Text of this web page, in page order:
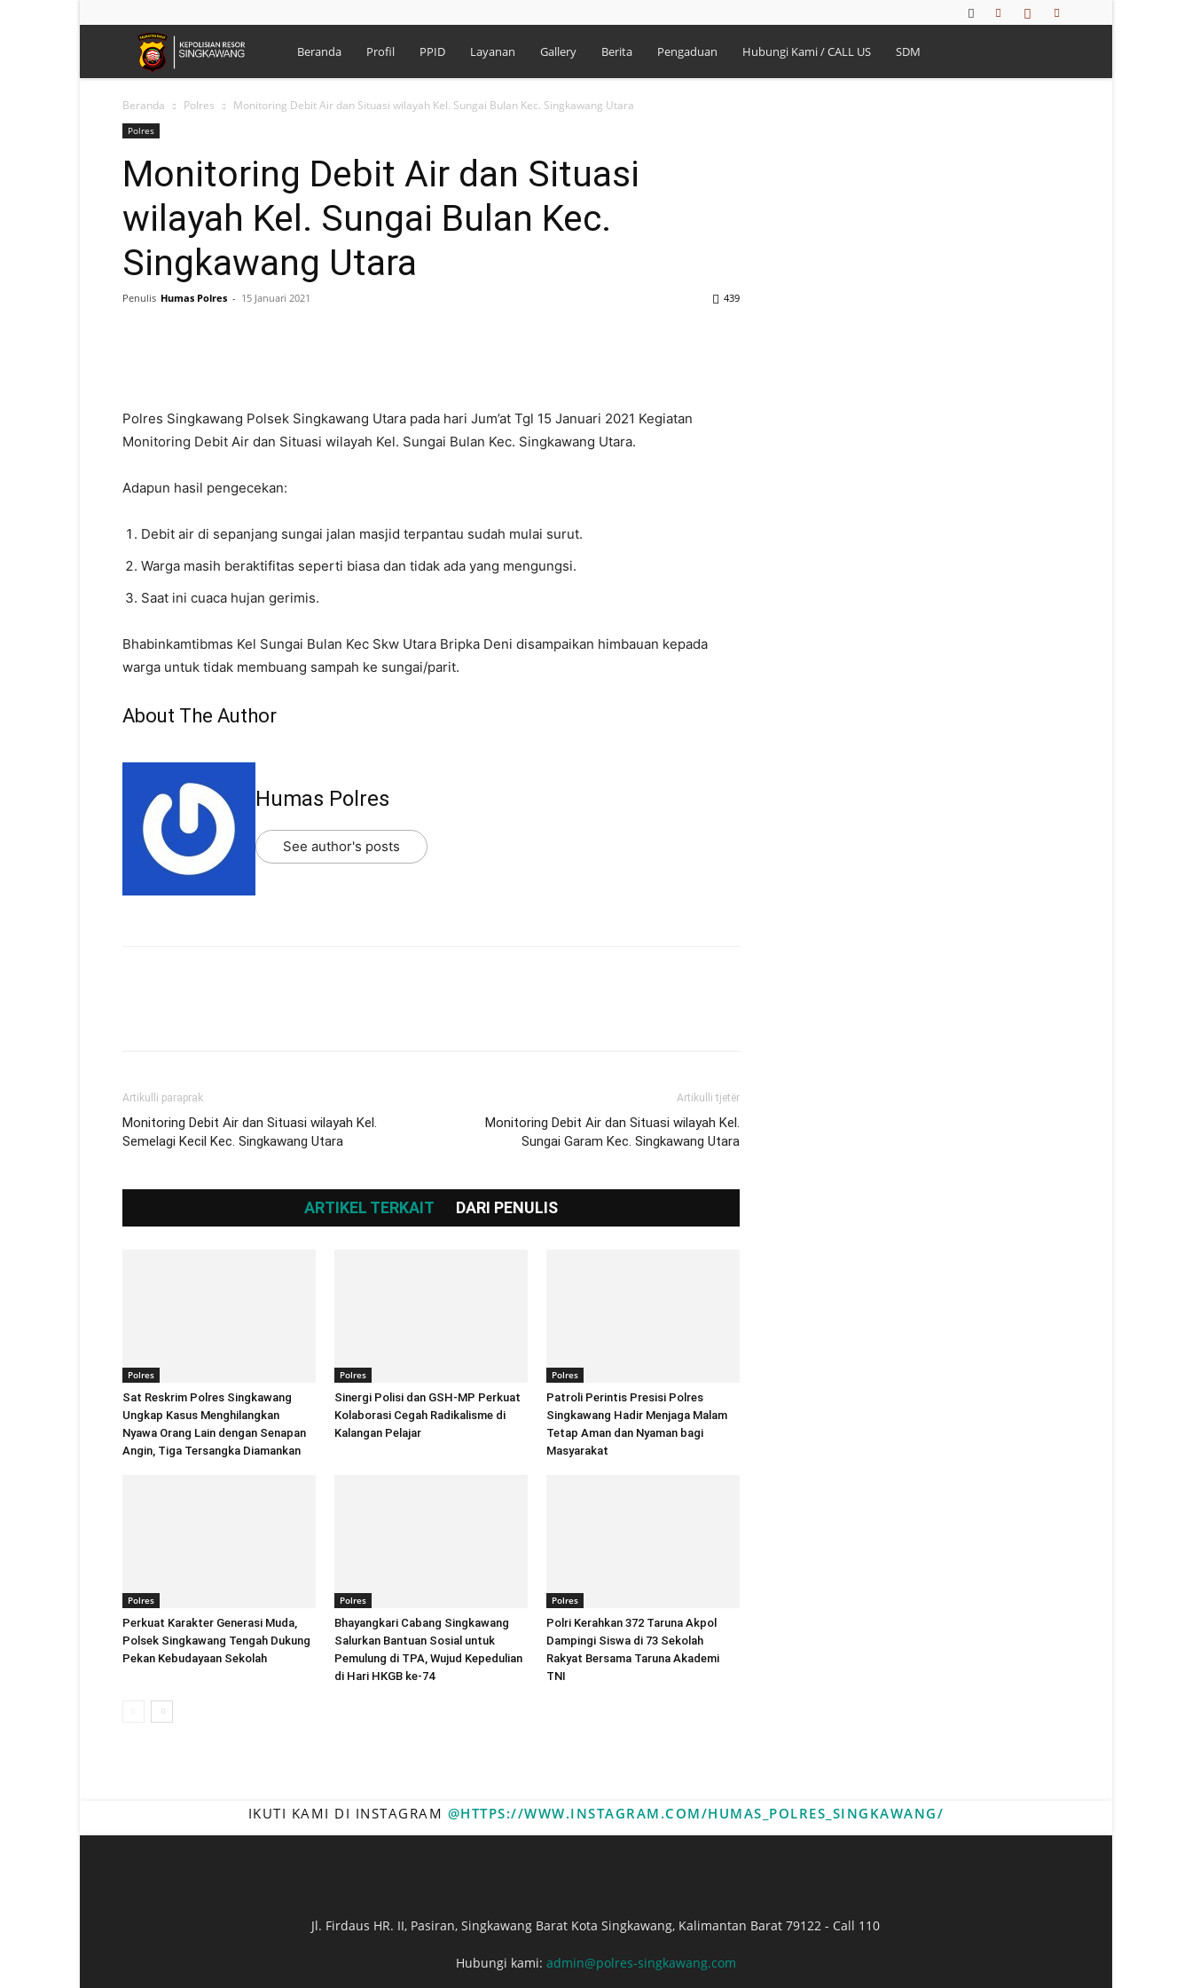
Polres
Singkawang
Beranda Profil PPID Layanan Gallery Berita Pengaduan Hubungi Kami / CALL US SDM
Beranda Polres Monitoring Debit Air dan Situasi wilayah Kel. Sungai Bulan Kec. Singkawang Utara
Polres
Monitoring Debit Air dan Situasi
wilayah Kel. Sungai Bulan Kec.
Singkawang Utara
Penulis Humas Polres - 15 Januari 2021 439
Polres Singkawang Polsek Singkawang Utara pada hari Jum’at Tgl 15 Januari 2021 Kegiatan
Monitoring Debit Air dan Situasi wilayah Kel. Sungai Bulan Kec. Singkawang Utara.
Adapun hasil pengecekan:
Debit air di sepanjang sungai jalan masjid terpantau sudah mulai surut.
Warga masih beraktifitas seperti biasa dan tidak ada yang mengungsi.
Saat ini cuaca hujan gerimis.
Bhabinkamtibmas Kel Sungai Bulan Kec Skw Utara Bripka Deni disampaikan himbauan kepada
warga untuk tidak membuang sampah ke sungai/parit.
About The Author
Humas Polres
See author's posts
Artikulli paraprak
Monitoring Debit Air dan Situasi wilayah Kel.
Semelagi Kecil Kec. Singkawang Utara
Artikulli tjetër
Monitoring Debit Air dan Situasi wilayah Kel.
Sungai Garam Kec. Singkawang Utara
ARTIKEL TERKAIT DARI PENULIS
Polres
Sat Reskrim Polres Singkawang
Ungkap Kasus Menghilangkan
Nyawa Orang Lain dengan Senapan
Angin, Tiga Tersangka Diamankan
Polres
Sinergi Polisi dan GSH-MP Perkuat
Kolaborasi Cegah Radikalisme di
Kalangan Pelajar
Polres
Patroli Perintis Presisi Polres
Singkawang Hadir Menjaga Malam
Tetap Aman dan Nyaman bagi
Masyarakat
Polres
Perkuat Karakter Generasi Muda,
Polsek Singkawang Tengah Dukung
Pekan Kebudayaan Sekolah
Polres
Bhayangkari Cabang Singkawang
Salurkan Bantuan Sosial untuk
Pemulung di TPA, Wujud Kepedulian
di Hari HKGB ke-74
Polres
Polri Kerahkan 372 Taruna Akpol
Dampingi Siswa di 73 Sekolah
Rakyat Bersama Taruna Akademi
TNI
IKUTI KAMI DI INSTAGRAM @HTTPS://WWW.INSTAGRAM.COM/HUMAS_POLRES_SINGKAWANG/
Jl. Firdaus HR. II, Pasiran, Singkawang Barat Kota Singkawang, Kalimantan Barat 79122 - Call 110
Hubungi kami: admin@polres-singkawang.com